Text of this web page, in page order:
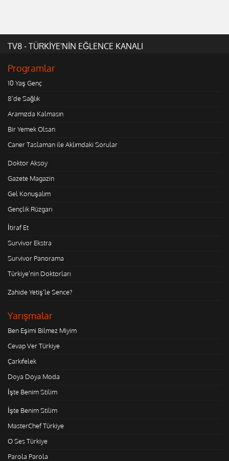
TV8 - TÜRKİYE'NİN EĞLENCE KANALI
Programlar
10 Yaş Genç
8'de Sağlık
Aramızda Kalmasın
Bir Yemek Olsan
Caner Taslaman ile Aklımdaki Sorular
Doktor Aksoy
Gazete Magazin
Gel Konuşalım
Gençlik Rüzgarı
İtiraf Et
Survivor Ekstra
Survivor Panorama
Türkiye'nin Doktorları
Zahide Yetiş'le Sence?
Yarışmalar
Ben Eşimi Bilmez Miyim
Cevap Ver Türkiye
Çarkıfelek
Doya Doya Moda
İşte Benim Stilim
İşte Benim Stilim
MasterChef Türkiye
O Ses Türkiye
Parola Parola